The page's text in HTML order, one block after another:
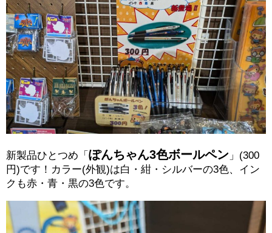
新製品ひとつめ「 ぽんちゃん3色ボールペン 」(300
円)です！カラー(外観)は白・紺・シルバーの3色、イン
クも赤・青・黒の3色です。